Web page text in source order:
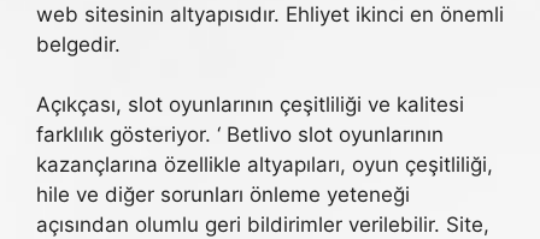
web sitesinin altyapısıdır. Ehliyet ikinci en önemli
belgedir.
Açıkçası, slot oyunlarının çeşitliliği ve kalitesi
farklılık gösteriyor. ‘ Betlivo slot oyunlarının
kazançlarına özellikle altyapıları, oyun çeşitliliği,
hile ve diğer sorunları önleme yeteneği
açısından olumlu geri bildirimler verilebilir. Site,